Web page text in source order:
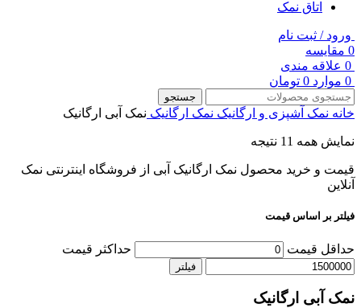
اتاق نمک
ورود / ثبت نام
0 مقایسه
0 علاقه مندی
0 موارد 0 تومان
جستجو
خانه نمک آشپزی و ارگانیک نمک ارگانیک نمک آبی ارگانیک
نمایش همه 11 نتیجه
قیمت و خرید محصول نمک ارگانیک آبی از فروشگاه اینترنتی نمک
آنلاین
فیلتر بر اساس قیمت
حداقل قیمت حداکثر قیمت
فیلتر
نمک آبی ارگانیک